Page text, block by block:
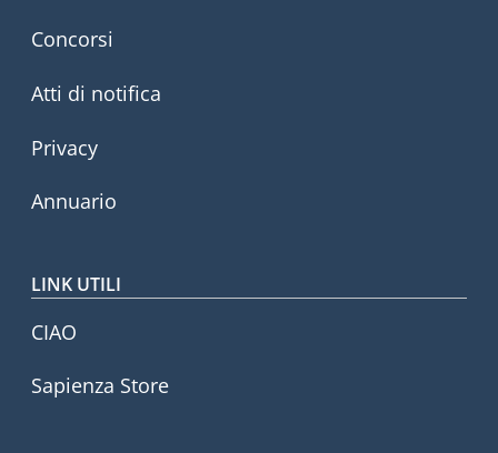
Concorsi
Atti di notifica
Privacy
Annuario
LINK UTILI
CIAO
Sapienza Store